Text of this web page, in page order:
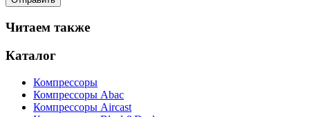
Читаем также
Каталог
Компрессоры
Компрессоры Abac
Компрессоры Aircast